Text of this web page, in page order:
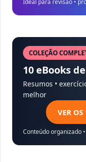
Ideal para revisão •
COLEÇÃO
10 eBooks
Resumos •
melhor
VER
Conteúdo organizado